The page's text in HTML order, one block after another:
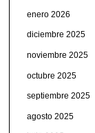
enero 2026
diciembre 2025
noviembre 2025
octubre 2025
septiembre 2025
agosto 2025